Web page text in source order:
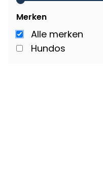
Merken
Alle merken
Hundos